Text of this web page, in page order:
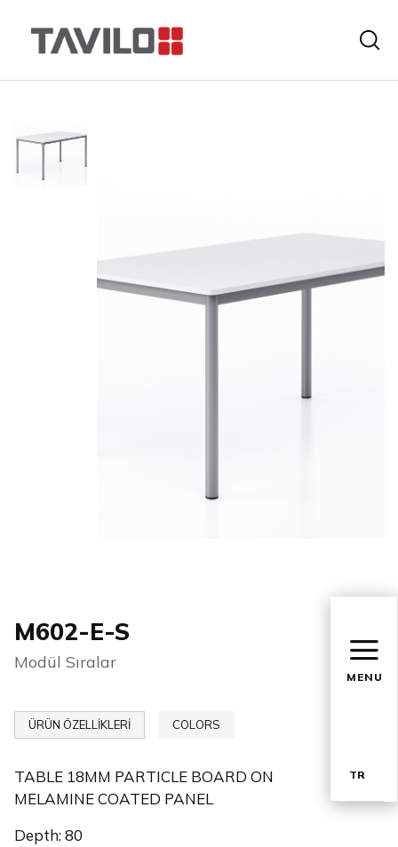
MENU
TR
M602-E-S
Modül Sıralar
ÜRÜN ÖZELLİKLERİ COLORS
TABLE 18MM PARTICLE BOARD ON
MELAMINE COATED PANEL
Depth: 80